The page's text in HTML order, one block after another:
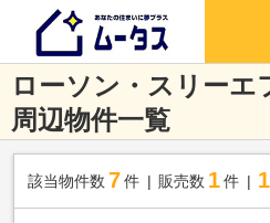
ローソン・スリーエ
周辺物件一覧
該当物件数 7件 販売数 1 件